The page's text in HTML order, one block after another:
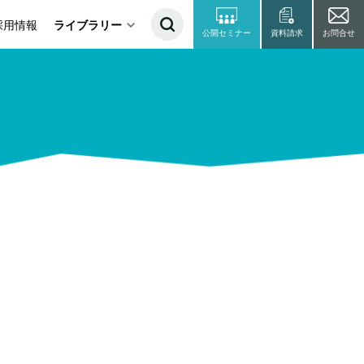
用情報 ライブラリー
公開セミナー 資料請求 お問合せ